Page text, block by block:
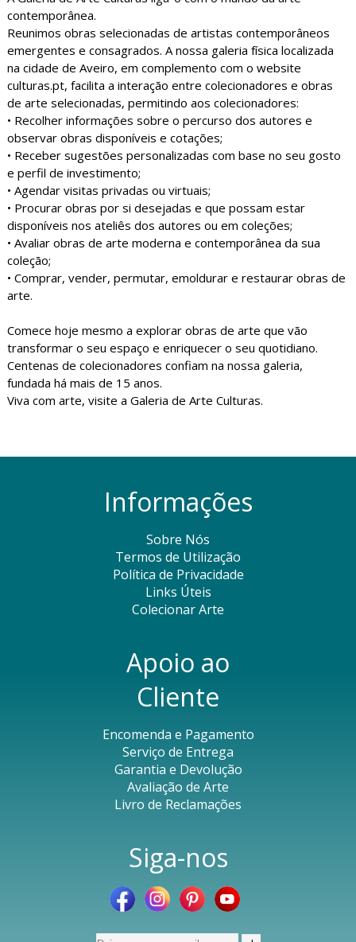
contemporânea.
Reunimos obras selecionadas de artistas contemporâneos
emergentes e consagrados. A nossa galeria física localizada
na cidade de Aveiro, em complemento com o website
culturas.pt, facilita a interação entre colecionadores e obras
de arte selecionadas, permitindo aos colecionadores:
• Recolher informações sobre o percurso dos autores e
observar obras disponíveis e cotações;
• Receber sugestões personalizadas com base no seu gosto
e perfil de investimento;
• Agendar visitas privadas ou virtuais;
• Procurar obras por si desejadas e que possam estar
disponíveis nos ateliês dos autores ou em coleções;
• Avaliar obras de arte moderna e contemporânea da sua
coleção;
• Comprar, vender, permutar, emoldurar e restaurar obras de
arte.
Comece hoje mesmo a explorar obras de arte que vão
transformar o seu espaço e enriquecer o seu quotidiano.
Centenas de colecionadores confiam na nossa galeria,
fundada há mais de 15 anos.
Viva com arte, visite a Galeria de Arte Culturas.
Informações
Sobre Nós
Termos de Utilização
Política de Privacidade
Links Úteis
Colecionar Arte
Apoio ao
Cliente
Encomenda e Pagamento
Serviço de Entrega
Garantia e Devolução
Avaliação de Arte
Livro de Reclamações
Siga-nos